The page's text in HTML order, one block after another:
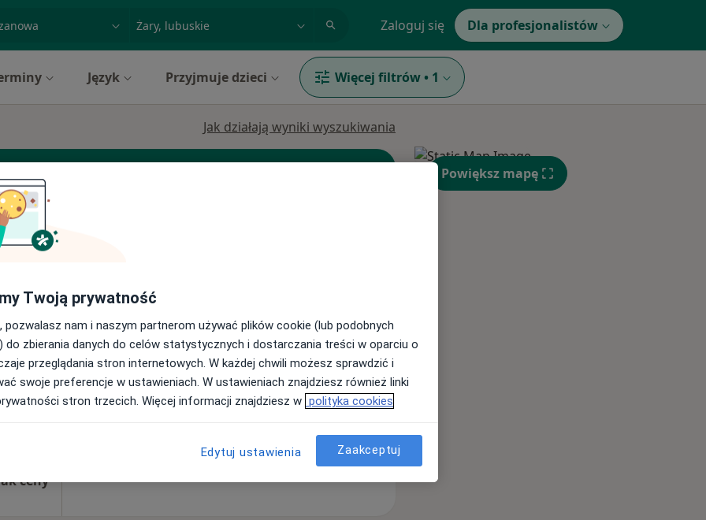
badanie lub nazwiskomiasto lub dzielnica Zaloguj się Dla profesjonalistów
Język Przyjmuje dzieci Więcej filtrów • 1
Jak działają wyniki wyszukiwania
ceny
Dziś
9 Sie
Jutro
10 Sie
Wt,
11 Sie
Śr,
12 Sie
Czw,
13 Sie
Brak kalendarza w Twojej lokalizacji.
Powiększ mapę
Twoją prywatność
pozwalasz nam i naszym partnerom używać plików cookie (lub podobnych
do zbierania danych do celów statystycznych i dostarczania treści w oparciu o
przeglądania stron internetowych. W każdej chwili możesz sprawdzić i
swoje preferencje w ustawieniach. W ustawieniach znajdziesz również linki
stron trzecich. Więcej informacji znajdziesz w polityka cookies
Edytuj ustawienia Zaakceptuj